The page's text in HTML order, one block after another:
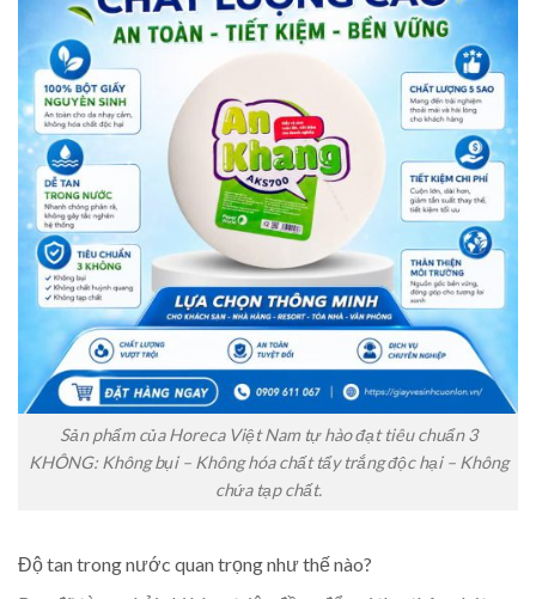
Sản phẩm của Horeca Việt Nam tự hào đạt tiêu chuẩn 3
KHÔNG: Không bụi – Không hóa chất tẩy trắng độc hại – Không
chứa tạp chất.
Độ tan trong nước quan trọng như thế nào?